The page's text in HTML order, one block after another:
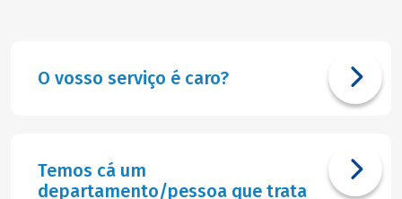
O vosso serviço é caro?
Temos cá um
departamento/pessoa que trata